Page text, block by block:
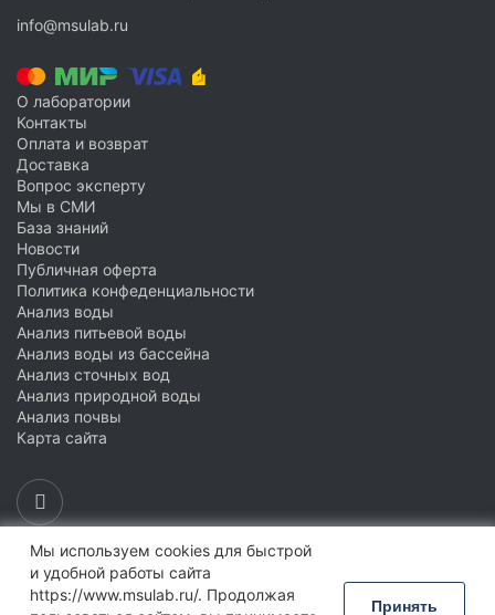
Контакты
Вопрос эксперту
Мы в СМИ
База знаний
Новости
Условия работы и сотрудничества
Подтверждающие документы
Доставка
Оплата и возврат
Акции
Публичная оферта
Политика конфиденциальности
Вакансии
Партнёрство
info@msulab.ru
О лаборатории
Контакты
Оплата и возврат
Доставка
Вопрос эксперту
Мы в СМИ
База знаний
Новости
Публичная оферта
Политика конфеденциальности
Анализ воды
Анализ питьевой воды
Анализ воды из бассейна
Анализ сточных вод
Анализ природной воды
Анализ почвы
Карта сайта
Обратный звонок
Мы используем cookies для быстрой
и удобной работы сайта
https://www.msulab.ru/. Продолжая
Принять